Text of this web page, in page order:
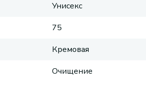
Унисекс
75
Кремовая
Очищение